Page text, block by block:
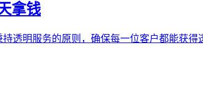
拿钱
透明服务的原则，确保每一位客户都能获